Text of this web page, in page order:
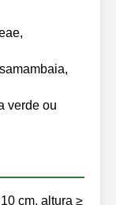
verde ou
cm, altura ≥